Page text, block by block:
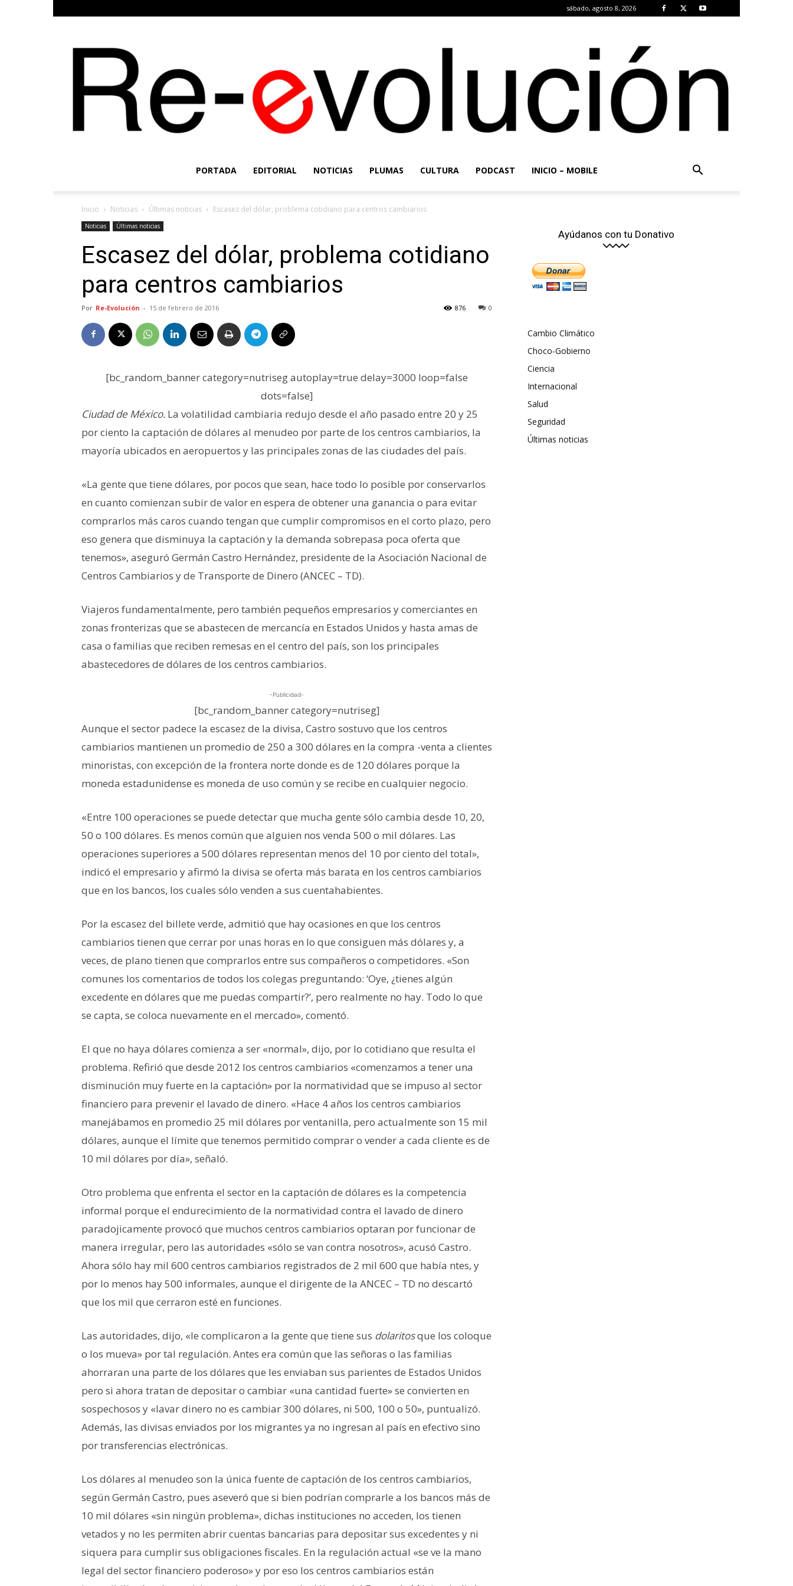
sábado, agosto 8, 2026
Evolución
PORTADA EDITORIAL NOTICIAS PLUMAS CULTURA PODCAST INICIO – MOBILE
Inicio Noticias Últimas noticias Escasez del dólar, problema cotidiano para centros cambiarios
Noticias Últimas noticias
Escasez del dólar, problema cotidiano
para centros cambiarios
Por Re-Evolución - 15 de febrero de 2016 0
876
[bc_random_banner category=nutriseg autoplay=true delay=3000 loop=false
dots=false]
Ciudad de México. La volatilidad cambiaria redujo desde el año pasado entre 20 y 25
por ciento la captación de dólares al menudeo por parte de los centros cambiarios, la
mayoría ubicados en aeropuertos y las principales zonas de las ciudades del país.
«La gente que tiene dólares, por pocos que sean, hace todo lo posible por conservarlos
en cuanto comienzan subir de valor en espera de obtener una ganancia o para evitar
comprarlos más caros cuando tengan que cumplir compromisos en el corto plazo, pero
eso genera que disminuya la captación y la demanda sobrepasa poca oferta que
tenemos», aseguró Germán Castro Hernández, presidente de la Asociación Nacional de
Centros Cambiarios y de Transporte de Dinero (ANCEC – TD).
Viajeros fundamentalmente, pero también pequeños empresarios y comerciantes en
zonas fronterizas que se abastecen de mercancía en Estados Unidos y hasta amas de
casa o familias que reciben remesas en el centro del país, son los principales
abastecedores de dólares de los centros cambiarios.
-Publicidad-
[bc_random_banner category=nutriseg]
Aunque el sector padece la escasez de la divisa, Castro sostuvo que los centros
cambiarios mantienen un promedio de 250 a 300 dólares en la compra -venta a clientes
minoristas, con excepción de la frontera norte donde es de 120 dólares porque la
moneda estadunidense es moneda de uso común y se recibe en cualquier negocio.
«Entre 100 operaciones se puede detectar que mucha gente sólo cambia desde 10, 20,
50 o 100 dólares. Es menos común que alguien nos venda 500 o mil dólares. Las
operaciones superiores a 500 dólares representan menos del 10 por ciento del total»,
indicó el empresario y afirmó la divisa se oferta más barata en los centros cambiarios
que en los bancos, los cuales sólo venden a sus cuentahabientes.
Por la escasez del billete verde, admitió que hay ocasiones en que los centros
cambiarios tienen que cerrar por unas horas en lo que consiguen más dólares y, a
veces, de plano tienen que comprarlos entre sus compañeros o competidores. «Son
comunes los comentarios de todos los colegas preguntando: ‘Oye, ¿tienes algún
excedente en dólares que me puedas compartir?’, pero realmente no hay. Todo lo que
se capta, se coloca nuevamente en el mercado», comentó.
El que no haya dólares comienza a ser «normal», dijo, por lo cotidiano que resulta el
problema. Refirió que desde 2012 los centros cambiarios «comenzamos a tener una
disminución muy fuerte en la captación» por la normatividad que se impuso al sector
financiero para prevenir el lavado de dinero. «Hace 4 años los centros cambiarios
manejábamos en promedio 25 mil dólares por ventanilla, pero actualmente son 15 mil
dólares, aunque el límite que tenemos permitido comprar o vender a cada cliente es de
10 mil dólares por día», señaló.
Otro problema que enfrenta el sector en la captación de dólares es la competencia
informal porque el endurecimiento de la normatividad contra el lavado de dinero
paradojicamente provocó que muchos centros cambiarios optaran por funcionar de
manera irregular, pero las autoridades «sólo se van contra nosotros», acusó Castro.
Ahora sólo hay mil 600 centros cambiarios registrados de 2 mil 600 que había ntes, y
por lo menos hay 500 informales, aunque el dirigente de la ANCEC – TD no descartó
que los mil que cerraron esté en funciones.
Las autoridades, dijo, «le complicaron a la gente que tiene sus dolaritosque los coloque
o los mueva» por tal regulación. Antes era común que las señoras o las familias
ahorraran una parte de los dólares que les enviaban sus parientes de Estados Unidos
pero si ahora tratan de depositar o cambiar «una cantidad fuerte» se convierten en
sospechosos y «lavar dinero no es cambiar 300 dólares, ni 500, 100 o 50», puntualizó.
Además, las divisas enviados por los migrantes ya no ingresan al país en efectivo sino
por transferencias electrónicas.
Los dólares al menudeo son la única fuente de captación de los centros cambiarios,
según Germán Castro, pues aseveró que si bien podrían comprarle a los bancos más de
10 mil dólares «sin ningún problema», dichas instituciones no acceden, los tienen
vetados y no les permiten abrir cuentas bancarias para depositar sus excedentes y ni
siquera para cumplir sus obligaciones fiscales. En la regulación actual «se ve la mano
legal del sector financiero poderoso» y por eso los centros cambiarios están
Ayúdanos con tu Donativo
Cambio Climático
Choco-Gobierno
Ciencia
Internacional
Salud
Seguridad
Últimas noticias